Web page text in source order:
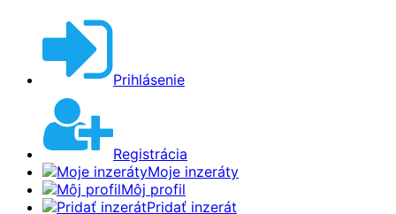
Prihlásenie
Registrácia
Moje inzeráty
Môj profil
Pridať inzerát